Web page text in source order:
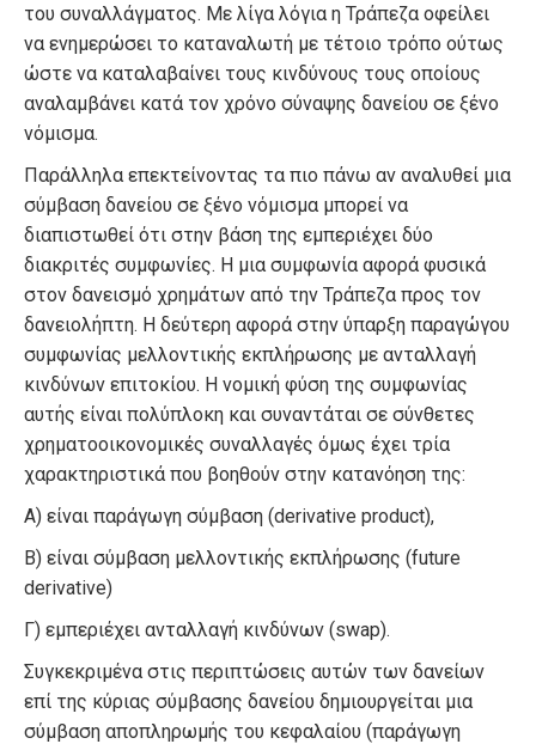
του συναλλάγματος. Με λίγα λόγια η Τράπεζα οφείλει
να ενημερώσει το καταναλωτή με τέτοιο τρόπο ούτως
ώστε να καταλαβαίνει τους κινδύνους τους οποίους
αναλαμβάνει κατά τον χρόνο σύναψης δανείου σε ξένο
νόμισμα.
Παράλληλα επεκτείνοντας τα πιο πάνω αν αναλυθεί μια
σύμβαση δανείου σε ξένο νόμισμα μπορεί να
διαπιστωθεί ότι στην βάση της εμπεριέχει δύο
διακριτές συμφωνίες. Η μια συμφωνία αφορά φυσικά
στον δανεισμό χρημάτων από την Τράπεζα προς τον
δανειολήπτη. Η δεύτερη αφορά στην ύπαρξη παραγώγου
συμφωνίας μελλοντικής εκπλήρωσης με ανταλλαγή
κινδύνων επιτοκίου. Η νομική φύση της συμφωνίας
αυτής είναι πολύπλοκη και συναντάται σε σύνθετες
χρηματοοικονομικές συναλλαγές όμως έχει τρία
χαρακτηριστικά που βοηθούν στην κατανόηση της:
Α) είναι παράγωγη σύμβαση (derivative product),
Β) είναι σύμβαση μελλοντικής εκπλήρωσης (future
derivative)
Γ) εμπεριέχει ανταλλαγή κινδύνων (swap).
Συγκεκριμένα στις περιπτώσεις αυτών των δανείων
επί της κύριας σύμβασης δανείου δημιουργείται μια
σύμβαση αποπληρωμής του κεφαλαίου (παράγωγη